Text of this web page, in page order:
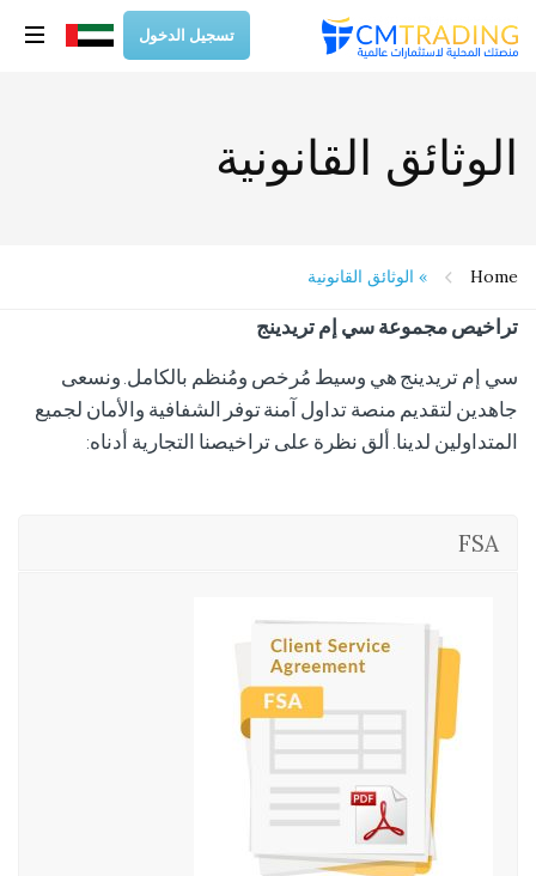
تسجيل الدخول
الوثائق القانونية
Home
» الوثائق القانونية
تراخيص مجموعة سي إم تريدينج
سي إم تريدينجهي وسيط مُرخص ومُنظم بالكامل.ونسعى
جاهدين لتقديم منصة تداول آمنةتوفر الشفافية والأمان لجميع
المتداولين لدينا.ألق نظرة على تراخيصنا التجارية أدناه:
FSA